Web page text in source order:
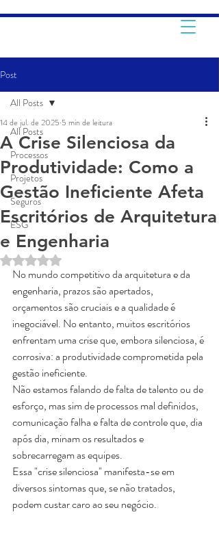
Post
All Posts
Processos
Projetos
Seguros
ESG
All Posts
A Crise Silenciosa da
Produtividade: Como a
Gestão Ineficiente Afeta
Escritórios de Arquitetura
e Engenharia
14 de jul. de 2025 5 min de leitura
Avaliado com NaN de 5 estrelas.
No mundo competitivo da arquitetura e da
engenharia, prazos são apertados,
orçamentos são cruciais e a qualidade é
inegociável. No entanto, muitos escritórios
enfrentam uma crise que, embora silenciosa, é
corrosiva: a produtividade comprometida pela
gestão ineficiente.
Não estamos falando de falta de talento ou de
esforço, mas sim de processos mal definidos,
comunicação falha e falta de controle que, dia
após dia, minam os resultados e
sobrecarregam as equipes.
Essa "crise silenciosa" manifesta-se em
diversos sintomas que, se não tratados,
podem custar caro ao seu negócio.